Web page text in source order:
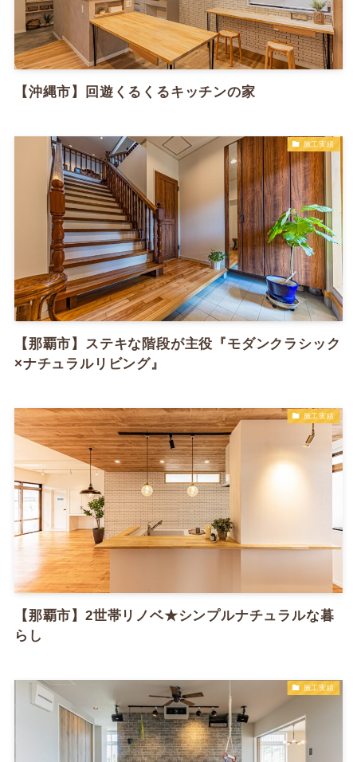
【沖縄市】回遊くるくるキッチンの家
施工実績
【那覇市】ステキな階段が主役『モダンクラシック
×ナチュラルリビング』
施工実績
【那覇市】2世帯リノベ★シンプルナチュラルな暮
らし
施工実績